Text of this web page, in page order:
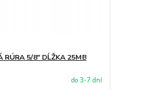
RÚRA 5/8" DĹŽKA 25MB
do 3-7 dní